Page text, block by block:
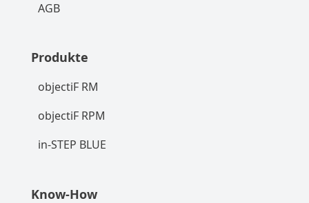
AGB
Produkte
objectiF RM
objectiF RPM
in-STEP BLUE
Know-How